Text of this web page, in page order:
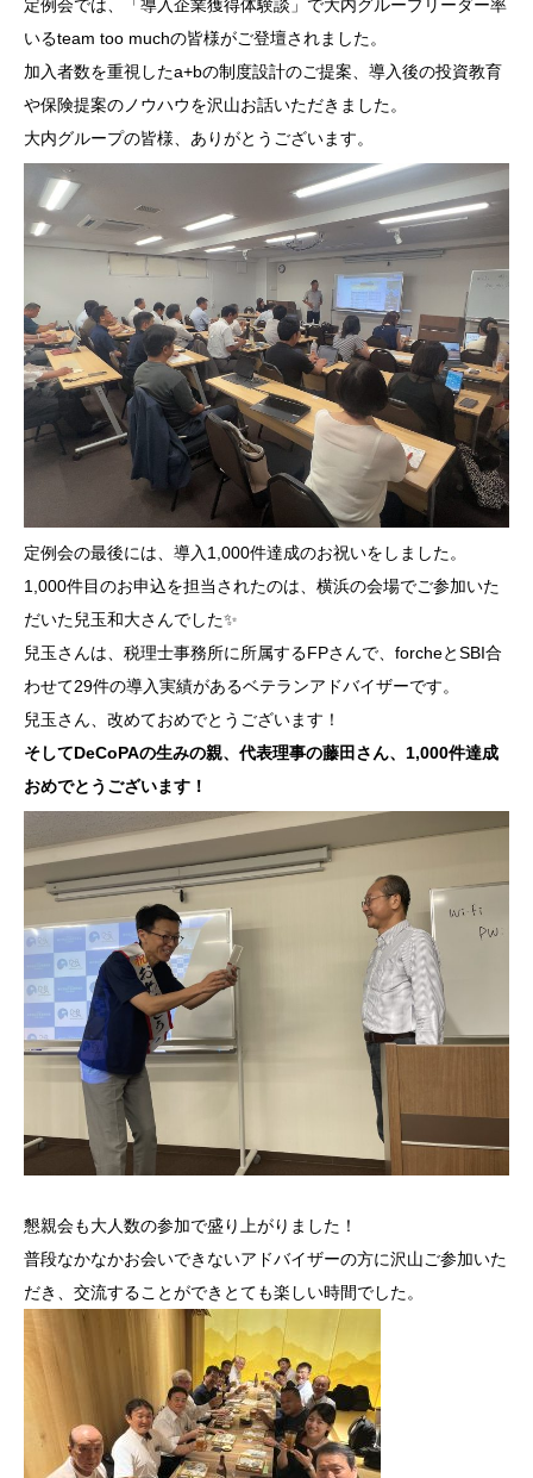
定例会では、「導入企業獲得体験談」で大内グループリーダー率
いるteam too muchの皆様がご登壇されました。
加入者数を重視したa+bの制度設計のご提案、導入後の投資教育
や保険提案のノウハウを沢山お話いただきました。
大内グループの皆様、ありがとうございます。
定例会の最後には、導入1,000件達成のお祝いをしました。
1,000件目のお申込を担当されたのは、横浜の会場でご参加いた
だいた兒玉和大さんでした✨
兒玉さんは、税理士事務所に所属するFPさんで、forcheとSBI合
わせて29件の導入実績があるベテランアドバイザーです。
兒玉さん、改めておめでとうございます！
そしてDeCoPAの生みの親、代表理事の藤田さん、1,000件達成
おめでとうございます！
懇親会も大人数の参加で盛り上がりました！
普段なかなかお会いできないアドバイザーの方に沢山ご参加いた
だき、交流することができとても楽しい時間でした。